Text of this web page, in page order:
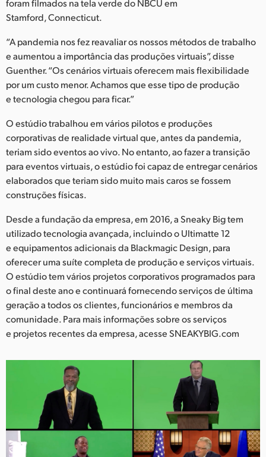
United States
foram filmados na tela verde do NBCU em
Stamford, Connecticut.
“A pandemia nos fez reavaliar os nossos métodos de trabalho
e aumentou a importância das produções virtuais”, disse
Guenther. “Os cenários virtuais oferecem mais flexibilidade
por um custo menor. Achamos que esse tipo de produção
e tecnologia chegou para ficar.”
O estúdio trabalhou em vários pilotos e produções
corporativas de realidade virtual que, antes da pandemia,
teriam sido eventos ao vivo. No entanto, ao fazer a transição
para eventos virtuais, o estúdio foi capaz de entregar cenários
elaborados que teriam sido muito mais caros se fossem
construções físicas.
Desde a fundação da empresa, em 2016, a Sneaky Big tem
utilizado tecnologia avançada, incluindo o Ultimatte 12
e equipamentos adicionais da Blackmagic Design, para
oferecer uma suíte completa de produção e serviços virtuais.
O estúdio tem vários projetos corporativos programados para
o final deste ano e continuará fornecendo serviços de última
geração a todos os clientes, funcionários e membros da
comunidade. Para mais informações sobre os serviços
e projetos recentes da empresa, acesse SNEAKYBIG.com